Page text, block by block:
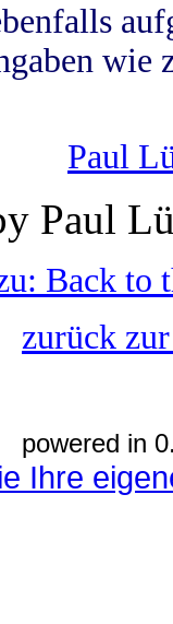
wie
Paul
Paul
Back to
zurück
powered in
Ihre